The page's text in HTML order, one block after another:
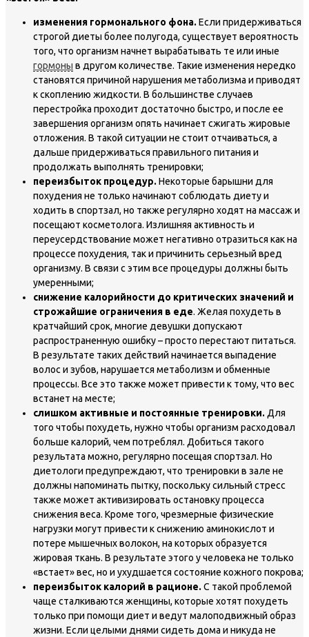
изменения гормонального фона. Если придерживаться
строгой диеты более полугода, существует вероятность
того, что организм начнет вырабатывать те или иные
гормоны в другом количестве. Такие изменения нередко
становятся причиной нарушения метаболизма и приводят
к скоплению жидкости. В большинстве случаев
перестройка проходит достаточно быстро, и после ее
завершения организм опять начинает сжигать жировые
отложения. В такой ситуации не стоит отчаиваться, а
дальше придерживаться правильного питания и
продолжать выполнять тренировки;
переизбыток процедур. Некоторые барышни для
похудения не только начинают соблюдать диету и
ходить в спортзал, но также регулярно ходят на массаж и
посещают косметолога. Излишняя активность и
переусердствование может негативно отразиться как на
процессе похудения, так и причинить серьезный вред
организму. В связи с этим все процедуры должны быть
умеренными;
снижение калорийности до критических значений и
строжайшие ограничения в еде. Желая похудеть в
кратчайший срок, многие девушки допускают
распространенную ошибку – просто перестают питаться.
В результате таких действий начинается выпадение
волос и зубов, нарушается метаболизм и обменные
процессы. Все это также может привести к тому, что вес
встанет на месте;
слишком активные и постоянные тренировки. Для
того чтобы похудеть, нужно чтобы организм расходовал
больше калорий, чем потреблял. Добиться такого
результата можно, регулярно посещая спортзал. Но
диетологи предупреждают, что тренировки в зале не
должны напоминать пытку, поскольку сильный стресс
также может активизировать остановку процесса
снижения веса. Кроме того, чрезмерные физические
нагрузки могут привести к снижению аминокислот и
потере мышечных волокон, на которых образуется
жировая ткань. В результате этого у человека не только
«встает» вес, но и ухудшается состояние кожного покрова;
переизбыток калорий в рационе. С такой проблемой
чаще сталкиваются женщины, которые хотят похудеть
только при помощи диет и ведут малоподвижный образ
жизни. Если целыми днями сидеть дома и никуда не